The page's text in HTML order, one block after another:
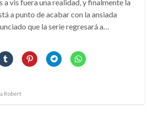
a vis fuera una realidad, y finalmente la
a punto de acabar con la ansiada
que la serie regresará a…
Robert